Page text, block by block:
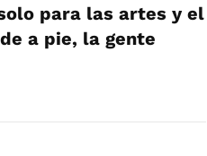
para las artes y el
a pie, la gente